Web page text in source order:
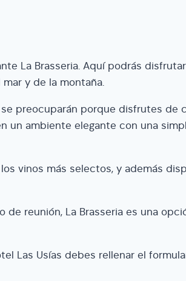
La Brasseria. Aquí podrás
y de la montaña.
preocuparán porque disfrutes de
un ambiente elegante con una
vinos más selectos, y además
reunión, La Brasseria es una
Las Usías debes rellenar el